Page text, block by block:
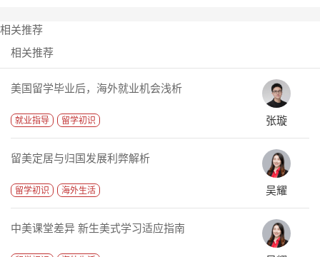
相关推荐
相关推荐
美国留学毕业后，海外就业机会浅析
就业指导 留学初识 张璇
留美定居与归国发展利弊解析
留学初识 海外生活 吴耀
中美课堂差异 新生美式学习适应指南